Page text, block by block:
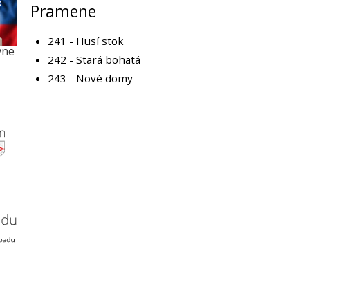
Pramene
241 - Husí stok
242 - Stará bohatá
243 - Nové domy